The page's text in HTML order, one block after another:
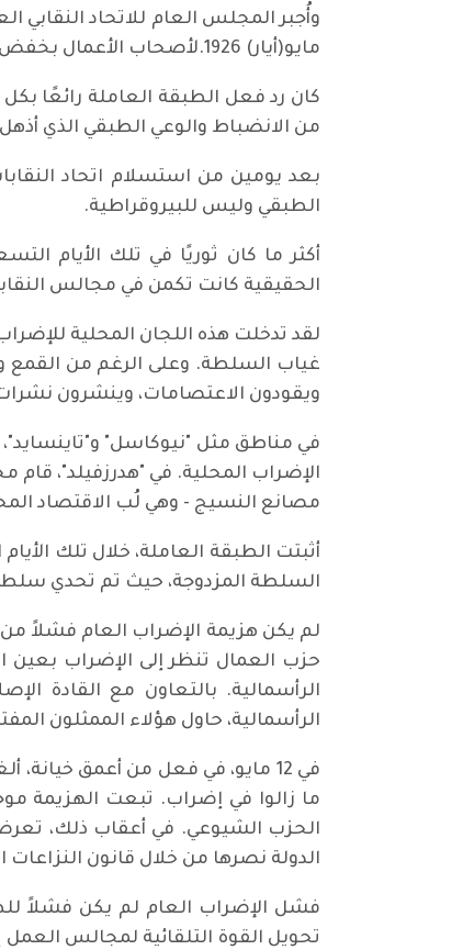
مايو(أيار) 1926.لأصحاب الأعمال بخفض الأجور.
من الانضباط والوعي الطبقي الذي
الطبقي وليس للبيروقراطية.
أكثر ما كان ثوريًا في تلك الأيام
الحقيقية كانت تكمن في مجالس
لقد تدخلت هذه اللجان المحلية
غياب السلطة. وعلى الرغم من القمع
ويقودون الاعتصامات، وينشرون
في مناطق مثل "نيوكاسل"
الإضراب المحلية. في "هدرزفيلد"، قام
مصانع النسيج - وهي لُب الاقتصاد
أثبتت الطبقة العاملة، خلال تلك
السلطة المزدوجة، حيث تم تحدي سلطة
لم يكن هزيمة الإضراب العام فشلاً من
حزب العمال تنظر إلى الإضراب بعين
الرأسمالية. بالتعاون مع القادة
الرأسمالية، حاول هؤلاء الممثلون
في 12 مايو، في فعل من أعمق
الحزب الشيوعي. في أعقاب ذلك،
الدولة نصرها من خلال قانون النزاعات النقابية والنقابات العمالية
فشل الإضراب العام لم يكن فشلاً
تحويل القوة التلقائية لمجالس